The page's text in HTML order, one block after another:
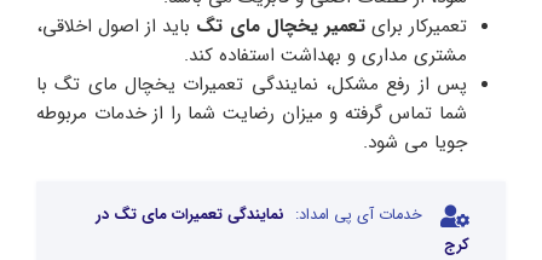
تعمیرکار برای تعمیر یخچال مای تگ باید از اصول اخلاقی،
مشتری مداری و بهداشت استفاده کند.
پس از رفع مشکل، نمایندگی تعمیرات یخچال مای تگ با
شما تماس گرفته و میزان رضایت شما را از خدمات مربوطه
جویا می شود.
خدمات آی پی امداد: نمایندگی تعمیرات مای تگ در
کرج